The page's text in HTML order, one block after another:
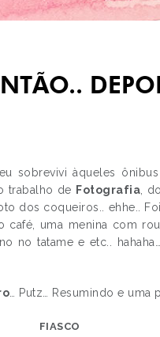
sobrevivi àqueles
trabalho de Fotografia ,
dos coqueiros.. ehhe..
café, uma menina com
no tatame e etc..
… Putz… Resumindo e uma
FIASCO